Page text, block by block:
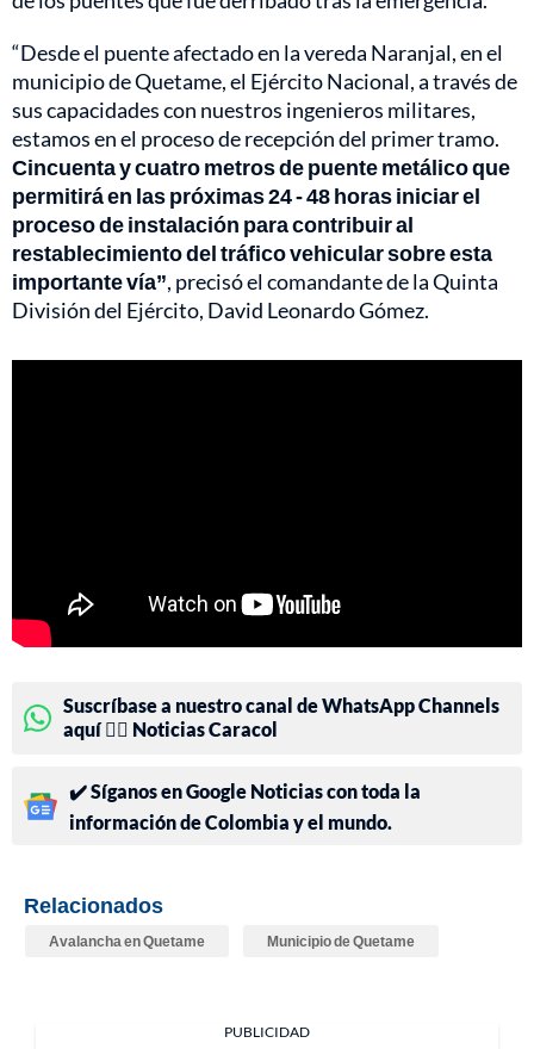
“Desde el puente afectado en la vereda Naranjal, en el
municipio de Quetame, el Ejército Nacional, a través de
sus capacidades con nuestros ingenieros militares,
estamos en el proceso de recepción del primer tramo.
Cincuenta y cuatro metros de puente metálico que
permitirá en las próximas 24 - 48 horas iniciar el
proceso de instalación para contribuir al
restablecimiento del tráfico vehicular sobre esta
importante vía”, precisó el comandante de la Quinta
División del Ejército, David Leonardo Gómez.
Suscríbase a nuestro canal de WhatsApp Channels
aquí 👉🏻 Noticias Caracol
✔️ Síganos en Google Noticias con toda la
información de Colombia y el mundo.
Relacionados
Avalancha en Quetame Municipio de Quetame
PUBLICIDAD